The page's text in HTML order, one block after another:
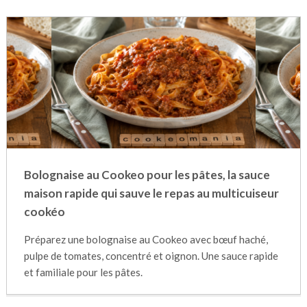
Bolognaise au Cookeo pour les pâtes, la sauce
maison rapide qui sauve le repas au multicuiseur
cookéo
Préparez une bolognaise au Cookeo avec bœuf haché,
pulpe de tomates, concentré et oignon. Une sauce rapide
et familiale pour les pâtes.